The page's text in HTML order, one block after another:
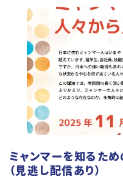
ミャンマーを知るた
（見逃し配信あり）